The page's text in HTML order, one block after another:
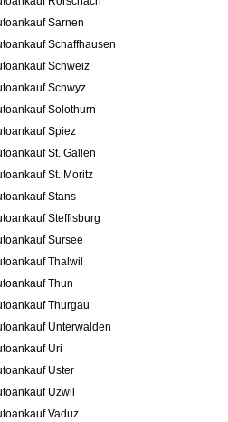
Sarnen
Schaffhausen
Schweiz
Schwyz
Solothurn
Spiez
St. Gallen
St. Moritz
Stans
Steffisburg
Sursee
Thalwil
Thun
Thurgau
Unterwalden
Uri
Uster
Uzwil
Vaduz